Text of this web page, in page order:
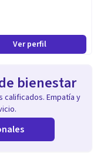
Ver perfil
bienestar
calificados. Empatía y